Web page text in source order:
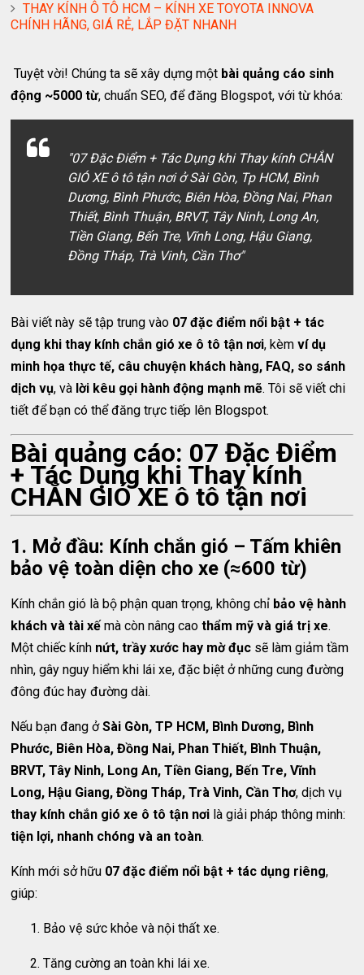
THAY KÍNH Ô TÔ HCM – KÍNH XE TOYOTA INNOVA
CHÍNH HÃNG, GIÁ RẺ, LẮP ĐẶT NHANH
Tuyệt vời! Chúng ta sẽ xây dựng một bài quảng cáo sinh
động ~5000 từ, chuẩn SEO, để đăng Blogspot, với từ khóa:
"07 Đặc Điểm + Tác Dụng khi Thay kính CHẮN
GIÓ XE ô tô tận nơi ở Sài Gòn, Tp HCM, Bình
Dương, Bình Phước, Biên Hòa, Đồng Nai, Phan
Thiết, Bình Thuận, BRVT, Tây Ninh, Long An,
Tiền Giang, Bến Tre, Vĩnh Long, Hậu Giang,
Đồng Tháp, Trà Vinh, Cần Thơ"
Bài viết này sẽ tập trung vào 07 đặc điểm nổi bật + tác
dụng khi thay kính chắn gió xe ô tô tận nơi, kèmví dụ
minh họa thực tế, câu chuyện khách hàng, FAQ, so sánh
dịch vụ, và lời kêu gọi hành động mạnh mẽ. Tôi sẽ viết chi
tiết để bạn có thể đăng trực tiếp lên Blogspot.
Bài quảng cáo: 07 Đặc Điểm
+ Tác Dụng khi Thay kính
CHẮN GIÓ XE ô tô tận nơi
1. Mở đầu: Kính chắn gió – Tấm khiên
bảo vệ toàn diện cho xe (≈600 từ)
Kính chắn gió là bộ phận quan trọng, không chỉ bảo vệ hành
khách và tài xếmà còn nâng caothẩm mỹ và giá trị xe.
Một chiếc kính nứt, trầy xước hay mờ đục sẽ làm giảm tầm
nhìn, gây nguy hiểm khi lái xe, đặc biệt ở những cung đường
đông đúc hay đường dài.
Nếu bạn đang ởSài Gòn, TP HCM, Bình Dương, Bình
Phước, Biên Hòa, Đồng Nai, Phan Thiết, Bình Thuận,
BRVT, Tây Ninh, Long An, Tiền Giang, Bến Tre, Vĩnh
Long, Hậu Giang, Đồng Tháp, Trà Vinh, Cần Thơ, dịch vụ
thay kính chắn gió xe ô tô tận nơi là giải pháp thông minh:
tiện lợi, nhanh chóng và an toàn.
Kính mới sở hữu 07 đặc điểm nổi bật + tác dụng riêng,
giúp:
Bảo vệ sức khỏe và nội thất xe.
Tăng cường an toàn khi lái xe.